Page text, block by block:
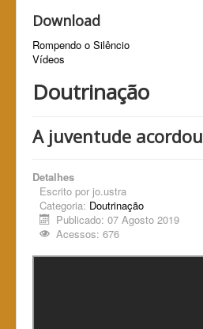
Download
Rompendo o Silêncio
Vídeos
Doutrinação
A juventude acordou
Detalhes
Escrito por jo.ustra
Categoria: Doutrinação
Publicado: 07 Agosto 2019
Acessos: 676